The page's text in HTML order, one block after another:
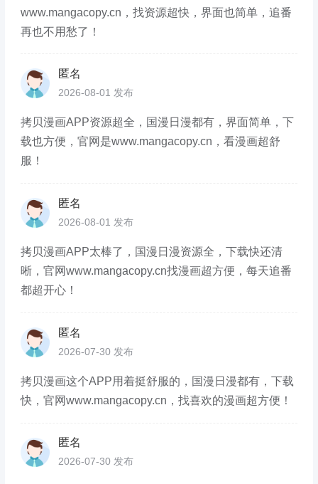
www.mangacopy.cn，找资源超快，界面也简单，追番
再也不用愁了！
匿名
2026-08-01 发布
拷贝漫画APP资源超全，国漫日漫都有，界面简单，下
载也方便，官网是www.mangacopy.cn，看漫画超舒
服！
匿名
2026-08-01 发布
拷贝漫画APP太棒了，国漫日漫资源全，下载快还清
晰，官网www.mangacopy.cn找漫画超方便，每天追番
都超开心！
匿名
2026-07-30 发布
拷贝漫画这个APP用着挺舒服的，国漫日漫都有，下载
快，官网www.mangacopy.cn，找喜欢的漫画超方便！
匿名
2026-07-30 发布